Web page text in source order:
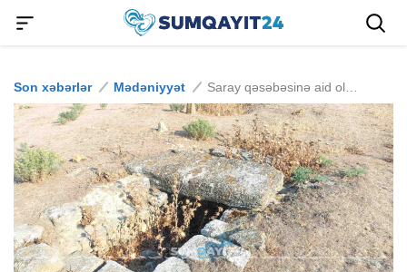
Son xəbərlər Mədəniyyət